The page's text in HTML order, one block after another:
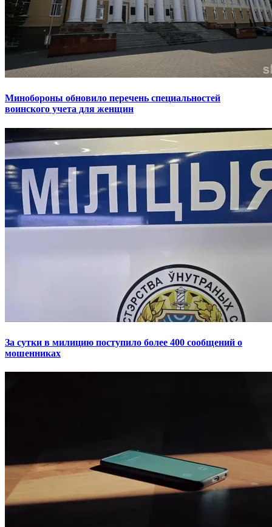
Минобороны обновило перечень специальностей
воинского учета для женщин
За сутки в милицию поступило более 400 сообщений о
мошенниках